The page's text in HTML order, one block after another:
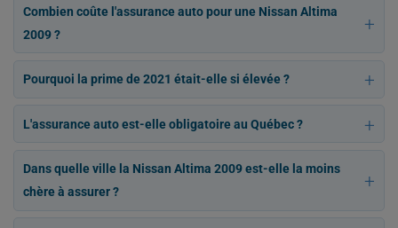
Combien coûte l'assurance auto pour une Nissan Altima
2009 ?
Pourquoi la prime de 2021 était-elle si élevée ?
L'assurance auto est-elle obligatoire au Québec ?
Dans quelle ville la Nissan Altima 2009 est-elle la moins
chère à assurer ?